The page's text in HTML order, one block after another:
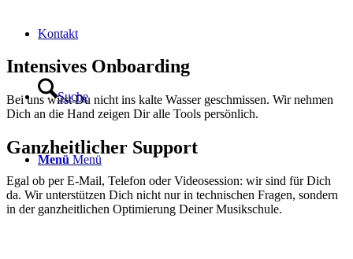
Kontakt
Suche
Menü Menü
Intensives Onboarding
Bei uns wirst Du nicht ins kalte Wasser geschmissen. Wir nehmen
Dich an die Hand zeigen Dir alle Tools persönlich.
Ganzheitlicher Support
Egal ob per E-Mail, Telefon oder Videosession: wir sind für Dich
da. Wir unterstützen Dich nicht nur in technischen Fragen, sondern
in der ganzheitlichen Optimierung Deiner Musikschule.